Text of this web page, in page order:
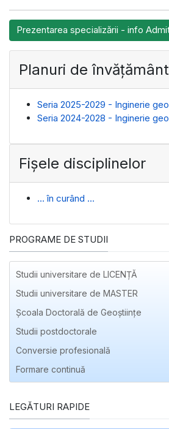
Prezentarea specializării - info
Planuri de
Seria 2025-2029 - Inginerie
Seria 2024-2028 - Inginerie
Fișele disciplinelor
... în curând ...
PROGRAME DE STUDII
Studii universitare de LICENȚĂ
Studii universitare de MASTER
Școala Doctorală de Geoștiințe
Studii postdoctorale
Conversie profesională
Formare continuă
LEGĂTURI RAPIDE